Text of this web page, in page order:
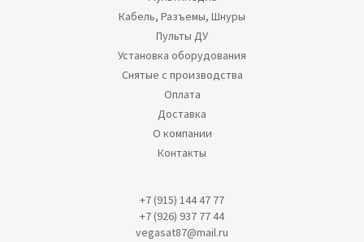
Кабель, Разъемы, Шнуры
Пульты ДУ
Установка оборудования
Снятые с производства
Оплата
Доставка
О компании
Контакты
+7 (915) 144 47 77
+7 (926) 937 77 44
vegasat87@mail.ru